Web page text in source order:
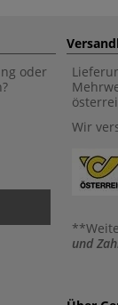
oder
Wir
und